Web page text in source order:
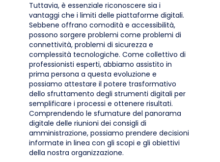
Tuttavia, è essenziale riconoscere sia i
vantaggi che i limiti delle piattaforme digitali.
Sebbene offrano comodità e accessibilità,
possono sorgere problemi come problemi di
connettività, problemi di sicurezza e
complessità tecnologiche. Come collettivo di
professionisti esperti, abbiamo assistito in
prima persona a questa evoluzione e
possiamo attestare il potere trasformativo
dello sfruttamento degli strumenti digitali per
semplificare i processi e ottenere risultati.
Comprendendo le sfumature del panorama
digitale delle riunioni dei consigli di
amministrazione, possiamo prendere decisioni
informate in linea con gli scopi e gli obiettivi
della nostra organizzazione.